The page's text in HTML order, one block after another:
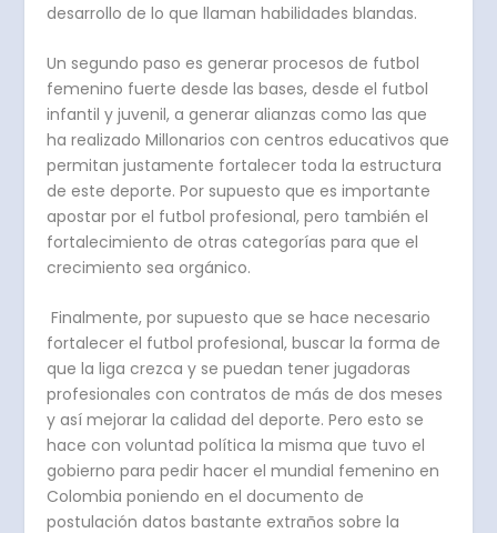
desarrollo de lo que llaman habilidades blandas.
Un segundo paso es generar procesos de futbol
femenino fuerte desde las bases, desde el futbol
infantil y juvenil, a generar alianzas como las que
ha realizado Millonarios con centros educativos que
permitan justamente fortalecer toda la estructura
de este deporte. Por supuesto que es importante
apostar por el futbol profesional, pero también el
fortalecimiento de otras categorías para que el
crecimiento sea orgánico.
Finalmente, por supuesto que se hace necesario
fortalecer el futbol profesional, buscar la forma de
que la liga crezca y se puedan tener jugadoras
profesionales con contratos de más de dos meses
y así mejorar la calidad del deporte. Pero esto se
hace con voluntad política la misma que tuvo el
gobierno para pedir hacer el mundial femenino en
Colombia poniendo en el documento de
postulación datos bastante extraños sobre la